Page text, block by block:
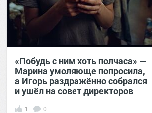
«Побудь с ним хоть полчаса» —
Марина умоляюще попросила,
а Игорь раздражённо собрался
и ушёл на совет директоров
1 0